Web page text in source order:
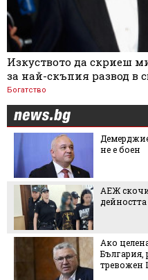
Изкуството да скриеш
за най-скъпия развод в
Богатство
не е боен
АЕЖ
Ако
България,
тревожен